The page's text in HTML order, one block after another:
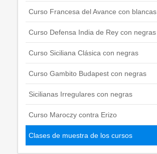
Curso Francesa del Avance con blancas
Curso Defensa India de Rey con negras
Curso Siciliana Clásica con negras
Curso Gambito Budapest con negras
Sicilianas Irregulares con negras
Curso Maroczy contra Erizo
Clases de muestra de los cursos